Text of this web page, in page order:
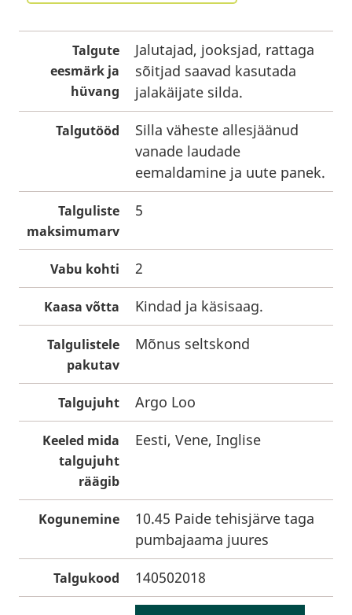
Talgute
eesmärk ja
hüvang
Jalutajad, jooksjad, rattaga
sõitjad saavad kasutada
jalakäijate silda.
Talgutööd
Silla väheste allesjäänud
vanade laudade
eemaldamine ja uute panek.
Talguliste
maksimumarv
5
Vabu kohti 2
Kaasa võtta Kindad ja käsisaag.
Talgulistele
pakutav
Mõnus seltskond
Talgujuht Argo Loo
Keeled mida
talgujuht
räägib
Eesti, Vene, Inglise
Kogunemine
10.45 Paide tehisjärve taga
pumbajaama juures
Talgukood 140502018